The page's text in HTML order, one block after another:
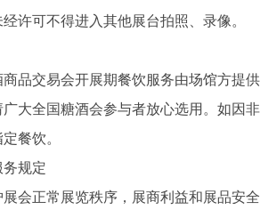
许可不得进入其他展台拍照、录像。
商品交易会开展期餐饮服务由场馆方
大全国糖酒会参与者放心选用。如因
餐饮。
务规定
展会正常展览秩序，展商利益和展品